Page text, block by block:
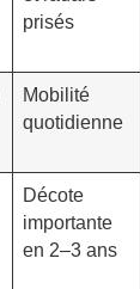
prisés
Mobilité
quotidienne
Décote
importante
en 2–3 ans